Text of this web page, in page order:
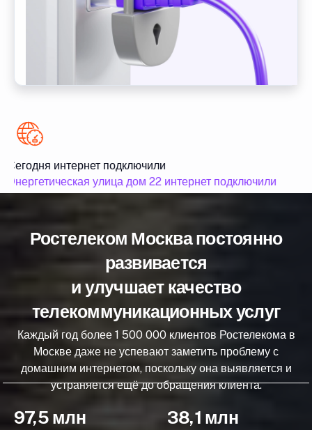
Сегодня интернет подключили
Энергетическая улица дом 22 интернет подключили
Ростелеком Москва постоянно
развивается
и улучшает качество
телекоммуникационных услуг
Каждый год более 1 500 000 клиентов Ростелекома в
Москве даже не успевают заметить проблему с
домашним интернетом, поскольку она выявляется и
устраняется ещё до обращения клиента.
97,5 млн 38,1 млн